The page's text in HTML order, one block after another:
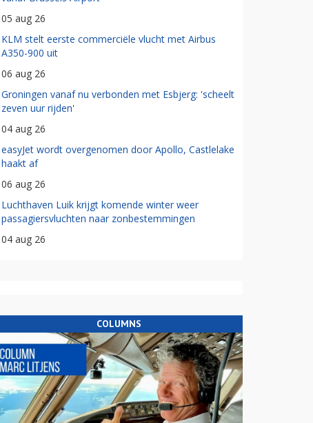
05 aug 26
KLM stelt eerste commerciële vlucht met Airbus
A350-900 uit
06 aug 26
Groningen vanaf nu verbonden met Esbjerg: 'scheelt
zeven uur rijden'
04 aug 26
easyJet wordt overgenomen door Apollo, Castlelake
haakt af
06 aug 26
Luchthaven Luik krijgt komende winter weer
passagiersvluchten naar zonbestemmingen
04 aug 26
COLUMNS